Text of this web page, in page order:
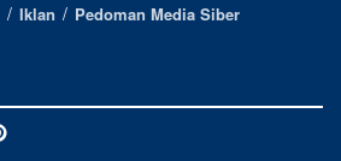
Iklan Pedoman Media Siber